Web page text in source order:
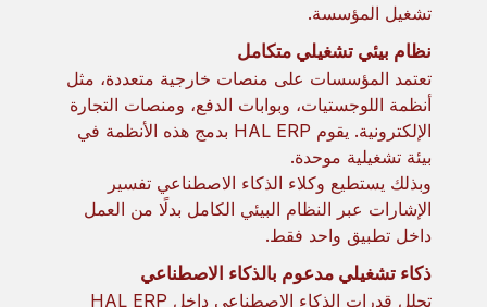
تشغيل المؤسسة.
نظام بيئي تشغيلي متكامل
تعتمد المؤسسات على منصات خارجية متعددة، مثل
أنظمة اللوجستيات، وبوابات الدفع، ومنصات التجارة
الإلكترونية. يقوم HAL ERP بدمج هذه الأنظمة في
بيئة تشغيلية موحدة.
وبذلك يستطيع وكلاء الذكاء الاصطناعي تفسير
الإشارات عبر النظام البيئي الكامل بدلًا من العمل
داخل تطبيق واحد فقط.
ذكاء تشغيلي مدعوم بالذكاء الاصطناعي
تحلل قدرات الذكاء الاصطناعي داخل HAL ERP